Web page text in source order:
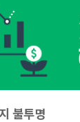
불투명